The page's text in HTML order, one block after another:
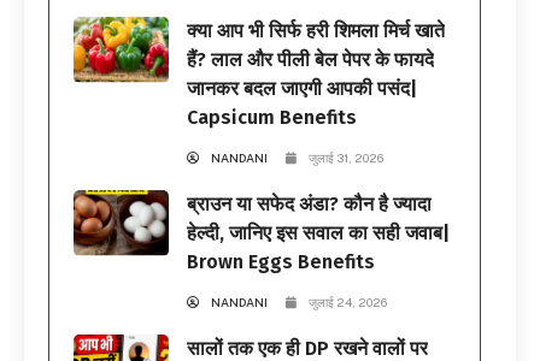
क्या आप भी सिर्फ हरी शिमला मिर्च खाते
हैं? लाल और पीली बेल पेपर के फायदे
जानकर बदल जाएगी आपकी पसंद|
Capsicum Benefits
NANDANI जुलाई 31, 2026
ब्राउन या सफेद अंडा? कौन है ज्यादा
हेल्दी, जानिए इस सवाल का सही जवाब|
Brown Eggs Benefits
NANDANI जुलाई 24, 2026
सालों तक एक ही DP रखने वालों पर